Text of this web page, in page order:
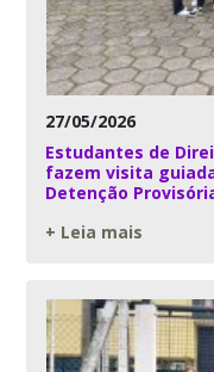
27/05/2026
Estudantes de
fazem visita
Detenção
+ Leia mais